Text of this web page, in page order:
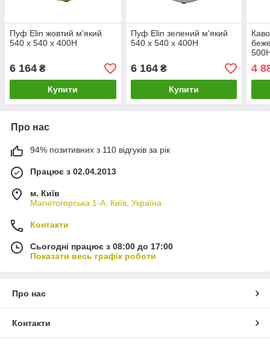
Пуф Elin жовтий м'який
540 x 540 x 400H
6 164 ₴
Купити
Пуф Elin зелений м'який
540 x 540 x 400H
6 164₴
Купити
4
Про нас
94% позитивних з 110 відгуків за рік
Працює з 02.04.2013
м. Київ
Магнітогорська 1-А, Київ, Україна
Контакти
Сьогодні працює з 08:00 до 17:00
Показати весь графік роботи
Про нас
Контакти